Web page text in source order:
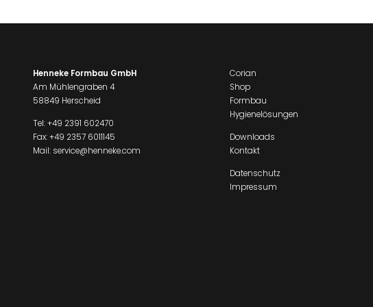
Henneke Formbau GmbH
Am Mühlengraben 4
58849 Herscheid
Tel:+49 2391 602470
Fax: +49 2357 6011145
Mail: service@henneke.com
Corian
Shop
Formbau
Hygienelösungen
Downloads
Kontakt
Datenschutz
Impressum